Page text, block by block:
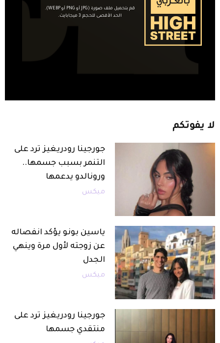
قم بتحميل ملف صورة (JPG أو PNG أو WEBP).
الحد الأقصى للحجم: 3 ميجابايت.
لا يفوتكم
جورجينا رودريغيز ترد على
التنمر بسبب جسمها..
ورونالدو يدعمها
ميكس
ياسين بونو يؤكد انفصاله
عن زوجته لأول مرة وينهي
الجدل
ميكس
جورجينا رودريغيز ترد على
منتقدي جسمها